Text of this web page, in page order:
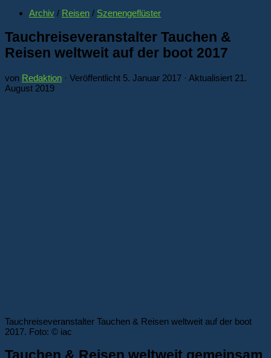
Archiv / Reisen / Szenengeflüster
Tauchreiseveranstalter Tauchen &
Reisen weltweit auf der boot 2017
von Redaktion · Veröffentlicht 5. Januar 2017 · Aktualisiert 21.
August 2019
Tauchreiseveranstalter Tauchen & Reisen weltweit auf der boot
2017. Foto: © iac